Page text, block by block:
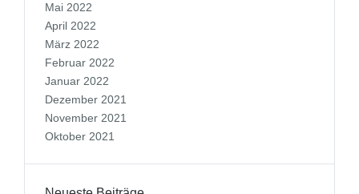
Mai 2022
April 2022
März 2022
Februar 2022
Januar 2022
Dezember 2021
November 2021
Oktober 2021